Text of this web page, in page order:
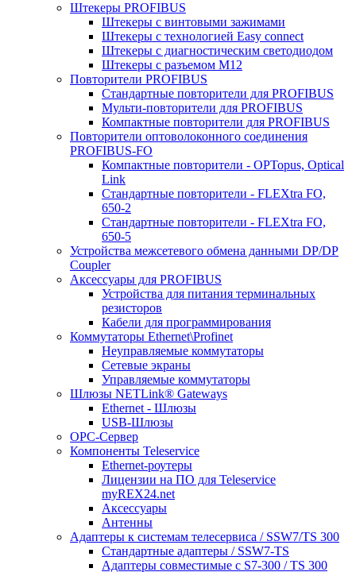
Штекеры PROFIBUS
Штекеры с винтовыми зажимами
Штекеры с технологией Easy connect
Штекеры с диагностическим светодиодом
Штекеры с разъемом М12
Повторители PROFIBUS
Стандартные повторители для PROFIBUS
Мульти-повторители для PROFIBUS
Компактные повторители для PROFIBUS
Повторители оптоволоконного соединения
PROFIBUS-FO
Компактные повторители - OPTopus, Optical
Link
Стандартные повторители - FLEXtra FO,
650-2
Стандартные повторители - FLEXtra FO,
650-5
Устройства межсетевого обмена данными DP/DP
Coupler
Аксессуары для PROFIBUS
Устройства для питания терминальных
резисторов
Кабели для программирования
Коммутаторы Ethernet\Profinet
Неуправляемые коммутаторы
Сетевые экраны
Управляемые коммутаторы
Шлюзы NETLink® Gateways
Ethernet - Шлюзы
USB-Шлюзы
ОРС-Сервер
Компоненты Teleservice
Ethernet-роутеры
Лицензии на ПО для Teleservice
myREX24.net
Аксессуары
Антенны
Адаптеры к системам телесервиса / SSW7/TS 300
Стандартные адаптеры / SSW7-TS
Адаптеры совместимые с S7-300 / TS 300